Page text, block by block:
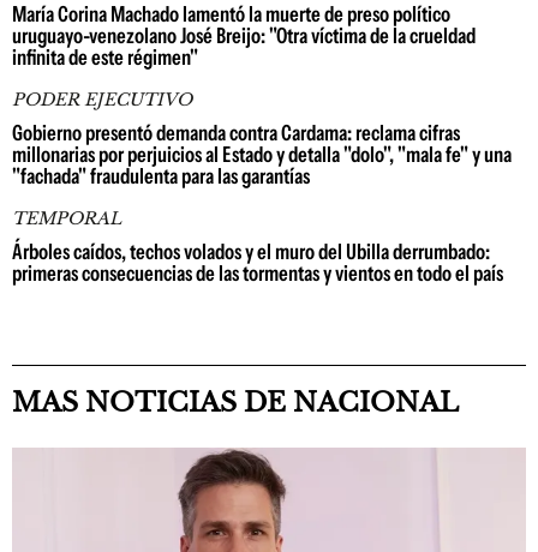
María Corina Machado lamentó la muerte de preso político
uruguayo-venezolano José Breijo: "Otra víctima de la crueldad
infinita de este régimen"
PODER EJECUTIVO
Gobierno presentó demanda contra Cardama: reclama cifras
millonarias por perjuicios al Estado y detalla "dolo", "mala fe" y una
"fachada" fraudulenta para las garantías
TEMPORAL
Árboles caídos, techos volados y el muro del Ubilla derrumbado:
primeras consecuencias de las tormentas y vientos en todo el país
MAS NOTICIAS DE NACIONAL